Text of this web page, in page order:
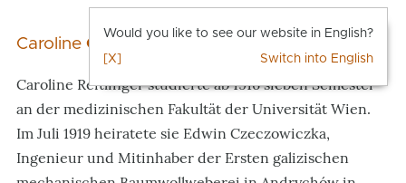
CarolineCzeczowiczka
Caroline Reitlinger studierte ab 1916 sieben Semester
an der medizinischen Fakultät der Universität Wien.
Im Juli 1919 heiratete sie Edwin Czeczowiczka,
Ingenieur und Mitinhaber der Ersten galizischen
Would you like to see our website in English?
Switch into English
[X]